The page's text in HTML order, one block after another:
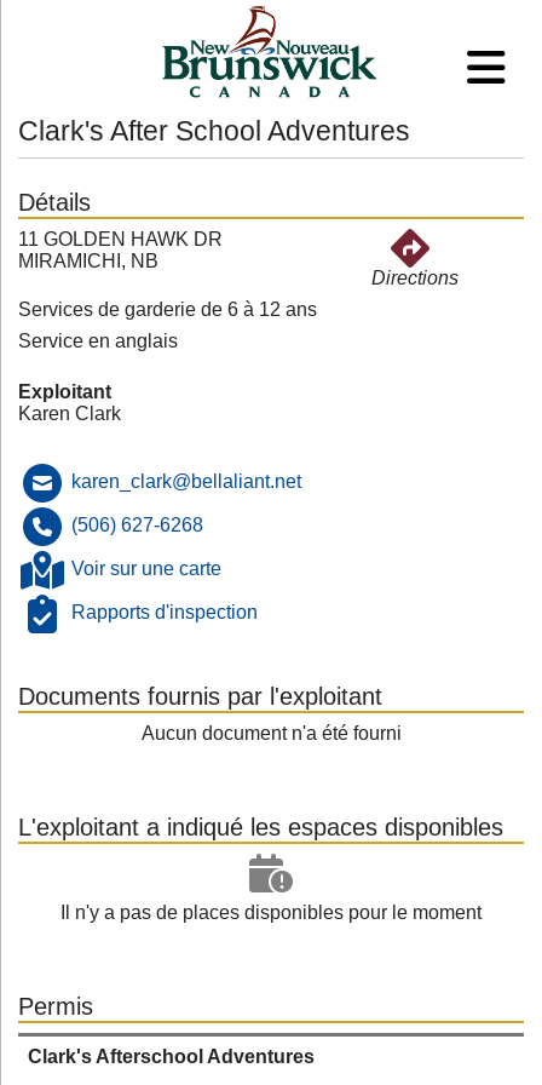
Clark's After School Adventures
Détails
11 GOLDEN HAWK DR
MIRAMICHI, NB
Directions
Services de garderie de 6 à 12 ans
Service en anglais
Exploitant
Karen Clark
karen_clark@bellaliant.net
(506) 627-6268
Voir sur une carte
Rapports d'inspection
Documents fournis par l'exploitant
Aucun document n'a été fourni
L'exploitant a indiqué les espaces disponibles
Il n'y a pas de places disponibles pour le moment
Permis
Clark's Afterschool Adventures